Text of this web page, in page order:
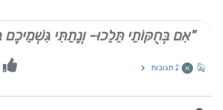
"אִם בְּחֻקּוֹתַי תֵּלֵכוּ- וְנָתַתִּי
א 2 תגובות